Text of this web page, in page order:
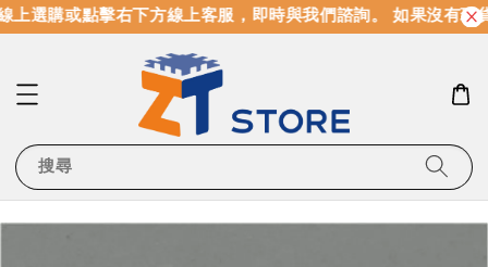
選購或點擊右下方線上客服，即時與我們諮詢。 如果沒有現
搜尋